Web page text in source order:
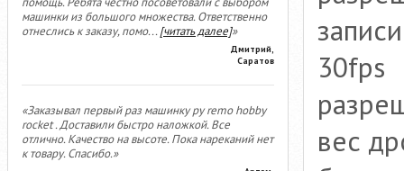
машинки из большого множества. Ответственно
отнеслись к заказу, помо...[читать далее]»
Дмитрий,
Саратов
«Заказывал первый раз машинку ру remo hobby
rocket . Доставили быстро наложкой. Все
отлично. Качество на высоте. Пока нареканий нет
к товару. Спасибо.»
30fps
вес